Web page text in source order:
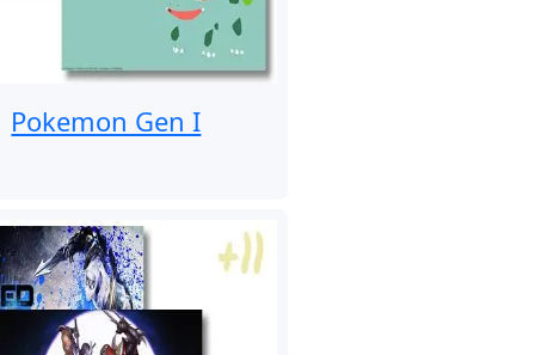
Pokemon Gen I